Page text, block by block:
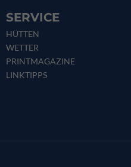
SERVICE
HÜTTEN
WETTER
PRINTMAGAZINE
LINKTIPPS